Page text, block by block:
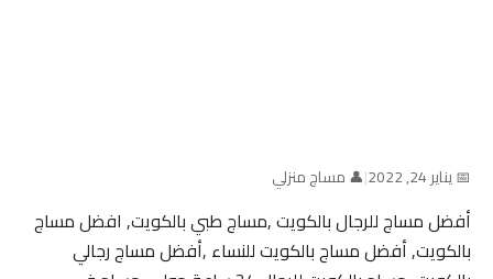
📅 يناير 24, 2022 |👤 مساج منزلي
أفضل مساج للرجال بالكويت ,مساج طبي بالكويت, افضل مساج
بالكويت, أفضل مساج بالكويت للنساء ,أفضل مساج رجالي